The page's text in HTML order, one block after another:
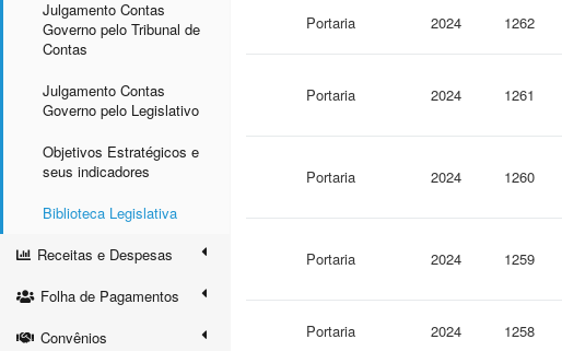
Julgamento Contas
Governo pelo Tribunal de
Contas
Julgamento Contas
Governo pelo Legislativo
Objetivos Estratégicos e
seus indicadores
Biblioteca Legislativa
Receitas e Despesas
Folha de Pagamentos
Convênios
Portaria 2024 1262
Portaria 2024 1261
Portaria 2024 1260
Portaria 2024 1259
Portaria 2024 1258